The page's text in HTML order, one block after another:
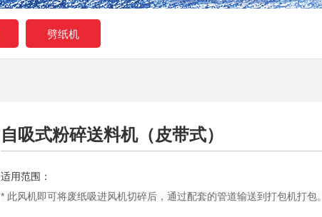
劈纸机
自吸式粉碎送料机（皮带式）
适用范围：
* 此风机即可将废纸吸进风机切碎后，通过配套的管道输送到打包机打包。